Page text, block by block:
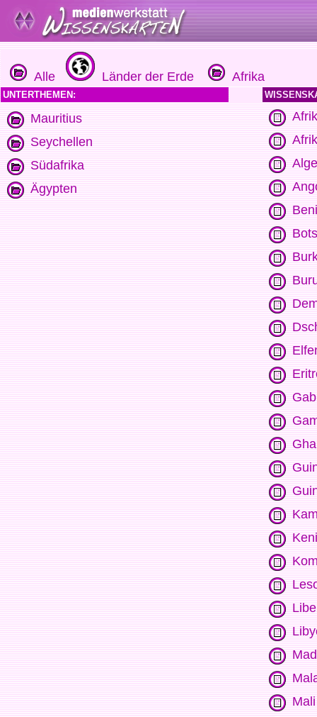
Alle Länder der Erde Afrika
UNTERTHEMEN:
Mauritius
Seychellen
Südafrika
Ägypten
Mali